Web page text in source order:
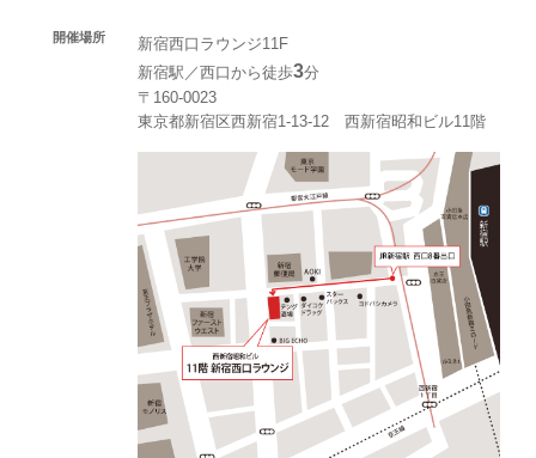
開催場所
新宿西口ラウンジ11F
新宿駅／西口から徒歩3分
〒160-0023
東京都新宿区西新宿1-13-12 西新宿昭和ビル11階